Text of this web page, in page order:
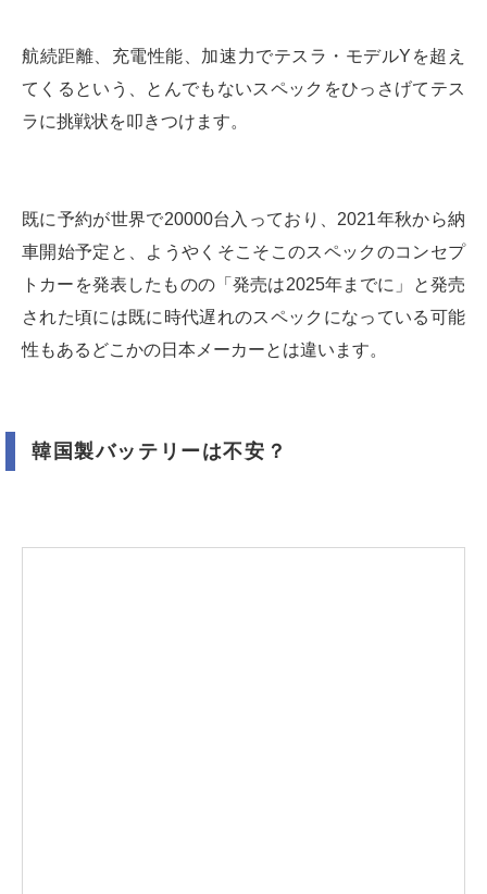
航続距離、充電性能、加速力でテスラ・モデルYを超え
てくるという、とんでもないスペックをひっさげてテス
ラに挑戦状を叩きつけます。
既に予約が世界で20000台入っており、2021年秋から納
車開始予定と、ようやくそこそこのスペックのコンセプ
トカーを発表したものの「発売は2025年までに」と発売
された頃には既に時代遅れのスペックになっている可能
性もあるどこかの日本メーカーとは違います。
韓国製バッテリーは不安？